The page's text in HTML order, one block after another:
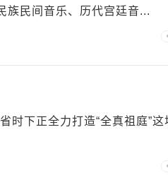
族民间音乐、历代宫廷音...
时下正全力打造“全真祖庭”这